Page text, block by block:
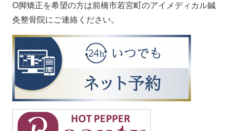
O脚矯正を希望の方は前橋市若宮町のアイメディカル鍼
灸整骨院にご連絡ください。